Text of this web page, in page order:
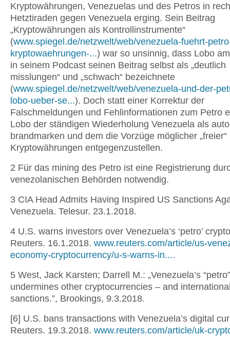
Kryptowährungen, Venezuelas und des Petros in
Hetztiraden gegen Venezuela erging. Sein Beitrag
„Kryptowährungen als Kontrollinstrumente“
(www.spiegel.de/netzwelt/web/venezuela-fuehrt-
kryptowaehrungen-...) war so unsinnig, dass Lobo
in seinem Podcast seinen Beitrag selbst als „deutlich
misslungen“ und „schwach“ bezeichnete
(www.spiegel.de/netzwelt/web/venezuela-und-der-
lobo-ueber-se...). Doch statt einer Korrektur der
Falschmeldungen und Fehlinformationen zum Petro
Lobo der ständigen Wiederholung Venezuela als
brandmarken und dem die Vorzüge möglicher „freier“
Kryptowährungen entgegenzustellen.
2 Für das mining des Petro ist eine Registrierung
venezolanischen Behörden notwendig.
3 CIA Head Admits Having Inspired US Sanctions
Venezuela. Telesur. 23.1.2018.
4 U.S. warns investors over Venezuela’s ‘petro’
Reuters. 16.1.2018. www.reuters.com/article/us-
economy-cryptocurrency/u-s-warns-in....
5 West, Jack Karsten; Darrell M.: „Venezuela’s “petro”
undermines other cryptocurrencies – and
sanctions.”, Brookings, 9.3.2018.
[6] U.S. bans transactions with Venezuela’s digital
Reuters. 19.3.2018. www.reuters.com/article/uk-